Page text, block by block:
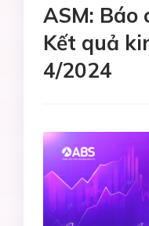
ASM: Báo
Kết quả
4/2024